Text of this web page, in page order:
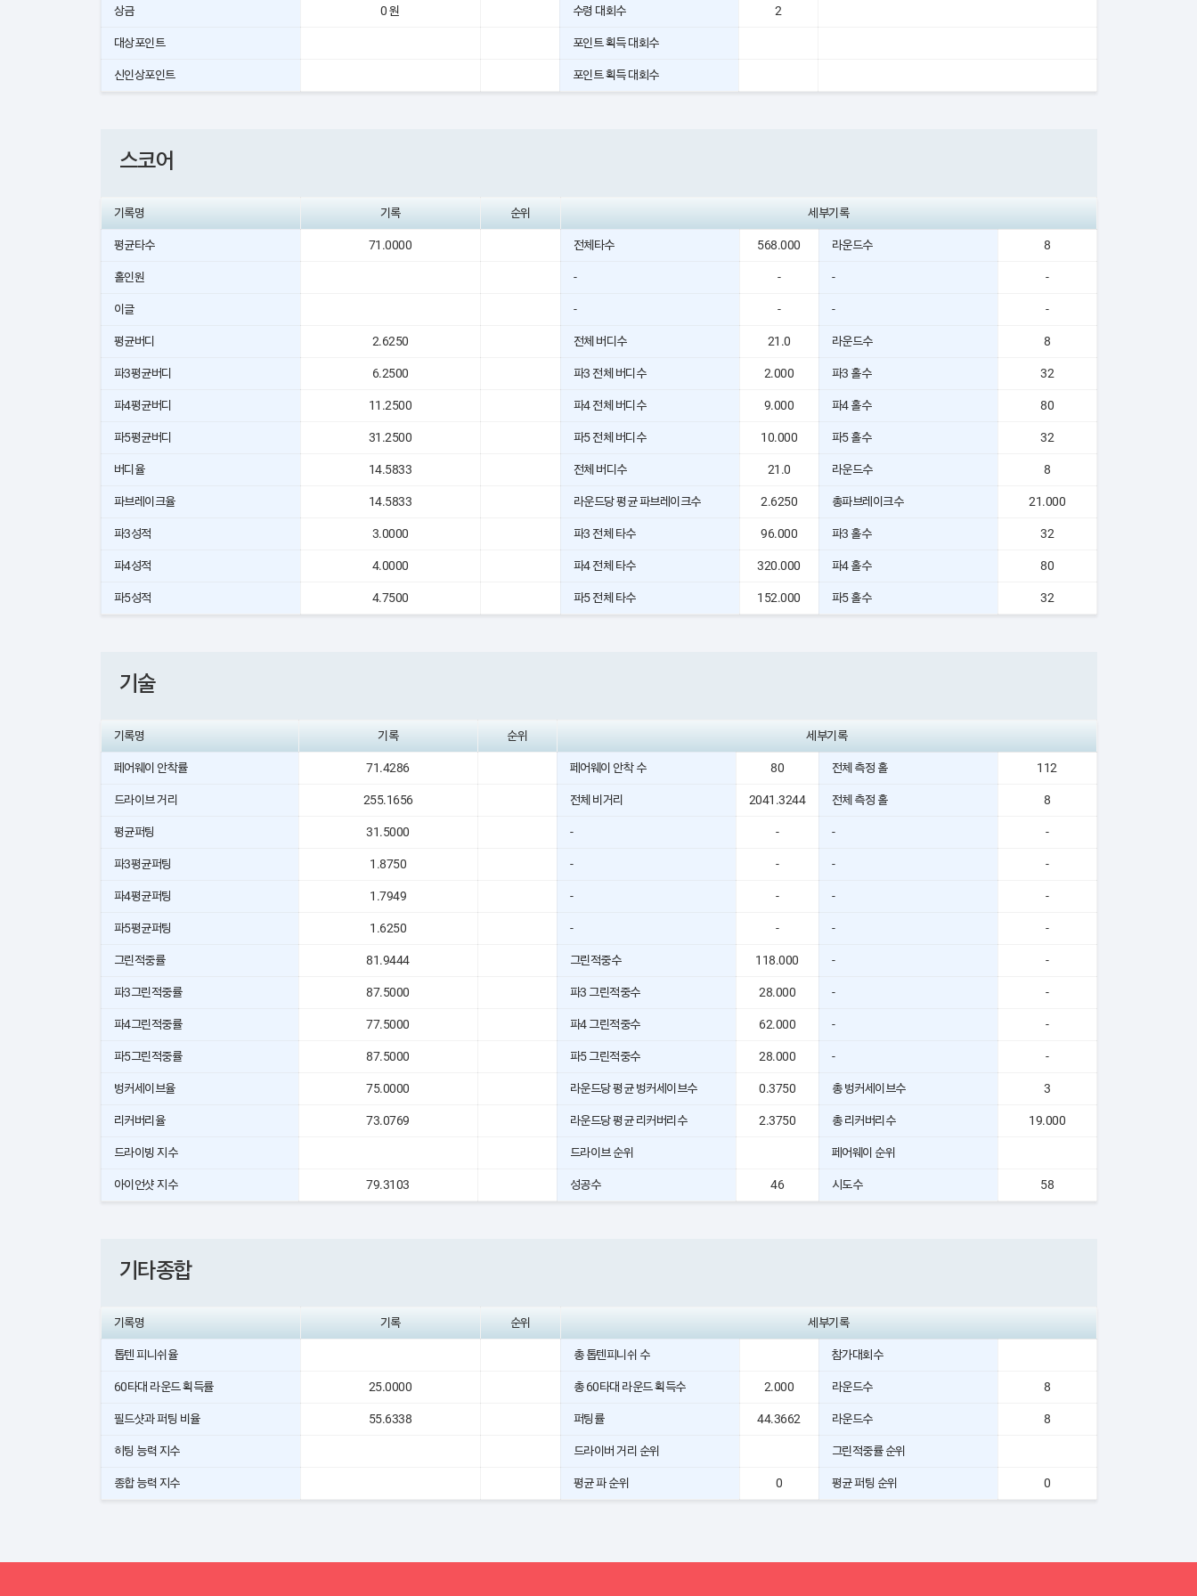
상금 0 원 수령 대회수 2
대상포인트 포인트 획득 대회수
신인상포인트 포인트 획득 대회수
스코어
기록명 기록 순위 세부기록
평균타수 71.0000 전체타수 568.000 라운드수 8
홀인원 - - - -
이글 - - - -
평균버디 2.6250 전체 버디수 21.0 라운드수 8
파3평균버디 6.2500 파3 전체 버디수 2.000 파3 홀수 32
파4평균버디 11.2500 파4 전체 버디수 9.000 파4 홀수 80
파5평균버디 31.2500 파5 전체 버디수 10.000 파5 홀수 32
버디율 14.5833 전체 버디수 21.0 라운드수 8
파브레이크율 14.5833 라운드당 평균 파브레이크수 2.6250 총파브레이크수 21.000
파3성적 3.0000 파3 전체 타수 96.000 파3 홀수 32
파4성적 4.0000 파4 전체 타수 320.000 파4 홀수 80
파5성적 4.7500 파5 전체 타수 152.000 파5 홀수 32
기술
기록명 기록 순위 세부기록
페어웨이 안착률 71.4286 페어웨이 안착 수 80 전체 측정 홀 112
드라이브 거리 255.1656 전체 비거리 2041.3244 전체 측정 홀 8
평균퍼팅 31.5000 - - - -
파3평균퍼팅 1.8750 - - - -
파4평균퍼팅 1.7949 - - - -
파5평균퍼팅 1.6250 - - - -
그린적중률 81.9444 그린적중수 118.000 - -
파3그린적중률 87.5000 파3 그린적중수 28.000 - -
파4그린적중률 77.5000 파4 그린적중수 62.000 - -
파5그린적중률 87.5000 파5 그린적중수 28.000 - -
벙커세이브율 75.0000 라운드당 평균 벙커세이브수 0.3750 총 벙커세이브수 3
리커버리율 73.0769 라운드당 평균 리커버리수 2.3750 총 리커버리수 19.000
드라이빙 지수 드라이브 순위 페어웨이 순위
아이언샷 지수 79.3103 성공수 46 시도수 58
기타종합
기록명 기록 순위 세부기록
톱텐 피니쉬율 총 톱텐피니쉬 수 참가대회수
60타대 라운드 획득률 25.0000 총 60타대 라운드 획득수 2.000 라운드수 8
필드샷과 퍼팅 비율 55.6338 퍼팅률 44.3662 라운드수 8
히팅 능력 지수 드라이버 거리 순위 그린적중률 순위
종합 능력 지수 평균 파 순위 0 평균 퍼팅 순위 0